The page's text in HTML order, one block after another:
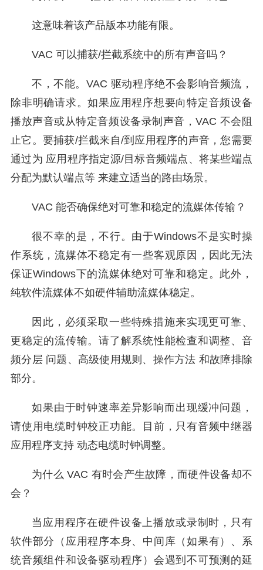
这意味着该产品版本功能有限。
VAC 可以捕获/拦截系统中的所有声音吗？
不，不能。VAC 驱动程序绝不会影响音频流，
除非明确请求。如果应用程序想要向特定音频设备
播放声音或从特定音频设备录制声音，VAC 不会阻
止它。要捕获/拦截来自/到应用程序的声音，您需要
通过为 应用程序指定源/目标音频端点、将某些端点
分配为默认端点等 来建立适当的路由场景。
VAC 能否确保绝对可靠和稳定的流媒体传输？
很不幸的是，不行。由于Windows不是实时操
作系统，流媒体不稳定有一些客观原因，因此无法
保证Windows下的流媒体绝对可靠和稳定。此外，
纯软件流媒体不如硬件辅助流媒体稳定。
因此，必须采取一些特殊措施来实现更可靠、
更稳定的流传输。请了解系统性能检查和调整、音
频分层 问题、高级使用规则、操作方法 和故障排除
部分。
如果由于时钟速率差异影响而出现缓冲问题，
请使用电缆时钟校正功能。目前，只有音频中继器
应用程序支持 动态电缆时钟调整。
为什么 VAC 有时会产生故障，而硬件设备却不
会？
当应用程序在硬件设备上播放或录制时，只有
软件部分（应用程序本身、中间库（如果有）、系
统音频组件和设备驱动程序）会遇到不可预测的延